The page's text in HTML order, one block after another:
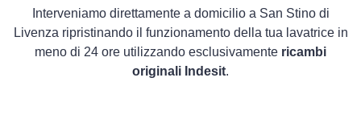
Interveniamo direttamente a domicilio a San Stino di
Livenza ripristinando il funzionamento della tua lavatrice in
meno di 24 ore utilizzando esclusivamente ricambi
originali Indesit.